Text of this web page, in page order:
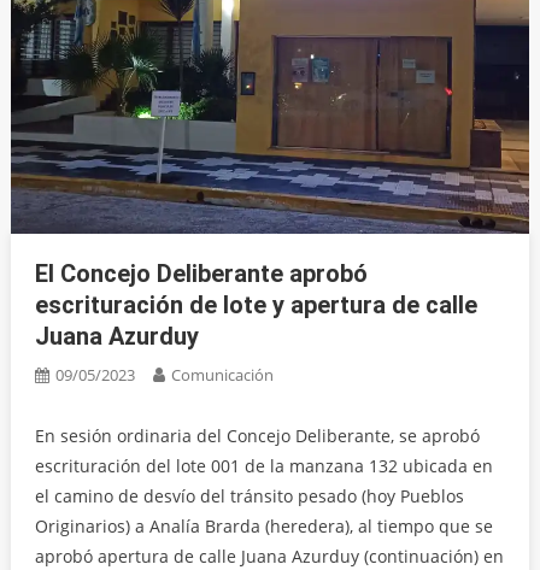
El Concejo Deliberante aprobó
escrituración de lote y apertura de calle
Juana Azurduy
09/05/2023 Comunicación
En sesión ordinaria del Concejo Deliberante, se aprobó
escrituración del lote 001 de la manzana 132 ubicada en
el camino de desvío del tránsito pesado (hoy Pueblos
Originarios) a Analía Brarda (heredera), al tiempo que se
aprobó apertura de calle Juana Azurduy (continuación) en